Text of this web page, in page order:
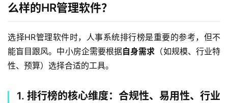
么样的HR管理软件？
选择HR管理软件时，人事系统排行榜是重要的参考，但不
能盲目跟风。中小房企需要根据自身需求 （如规模、行业特
性、预算）选择合适的工具。
1. 排行榜的核心维度：合规性、易用性、行业